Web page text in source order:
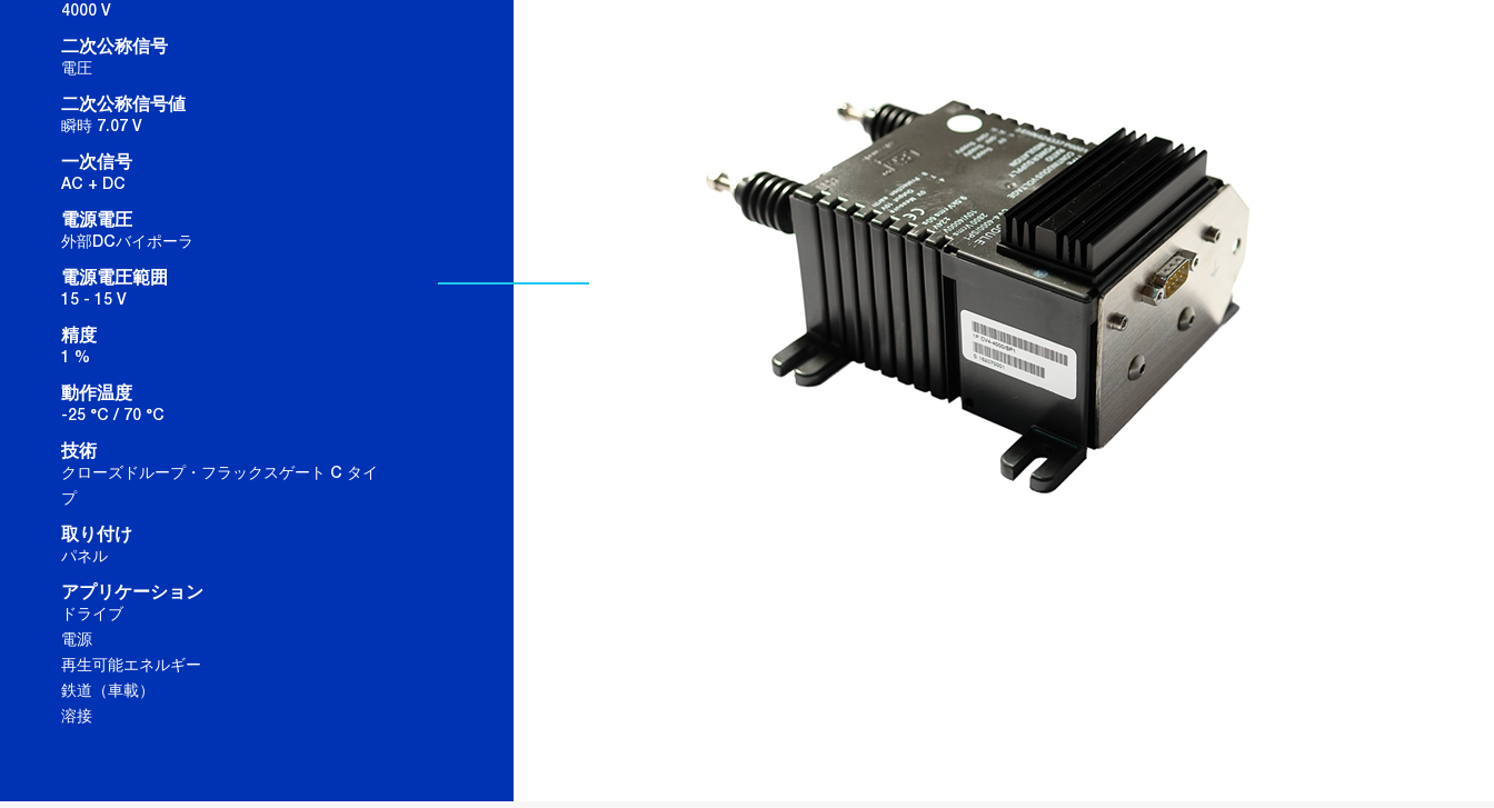
4000 V
二次公称信号
電圧
二次公称信号値
瞬時 7.07 V
一次信号
AC + DC
電源電圧
外部DCバイポーラ
電源電圧範囲
15 - 15 V
精度
1 %
動作温度
-25 °C / 70 °C
技術
クローズドループ・フラックスゲート C タイ
プ
取り付け
パネル
アプリケーション
ドライブ
電源
再生可能エネルギー
鉄道（車載）
溶接